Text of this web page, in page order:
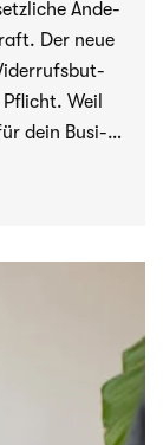
Ände­
Der neue
Weil
dein Busi­
Funk­tion